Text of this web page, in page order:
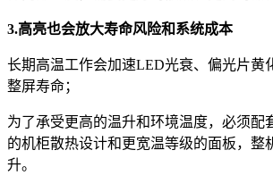
3.高亮也会放大寿命风险和系统成本
长期高温工作会加速LED光衰、偏光片黄
整屏寿命；
为了承受更高的温升和环境温度，必须配
的机柜散热设计和更宽温等级的面板，整
升。